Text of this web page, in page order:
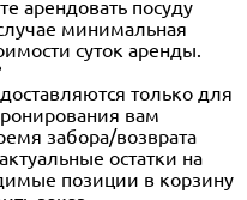
арендовать посуду
минимальная
суток аренды.
только для
вам
забора/возврата
остатки на
позиции в корзину